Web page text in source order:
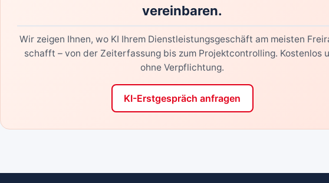
vereinbaren.
Wir zeigen Ihnen, wo KI Ihrem Dienstleistungsgeschäft am meisten
schafft – von der Zeiterfassung bis zum Projektcontrolling. Kostenlos
ohne Verpflichtung.
KI-Erstgespräch anfragen